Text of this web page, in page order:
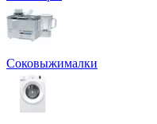
Соковыжималки